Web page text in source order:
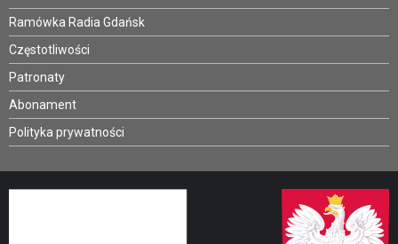
Ramówka Radia Gdańsk
Częstotliwości
Patronaty
Abonament
Polityka prywatności